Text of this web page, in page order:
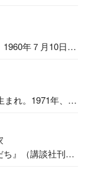
年７月10日生
れ。1971年、
』（講談社刊）